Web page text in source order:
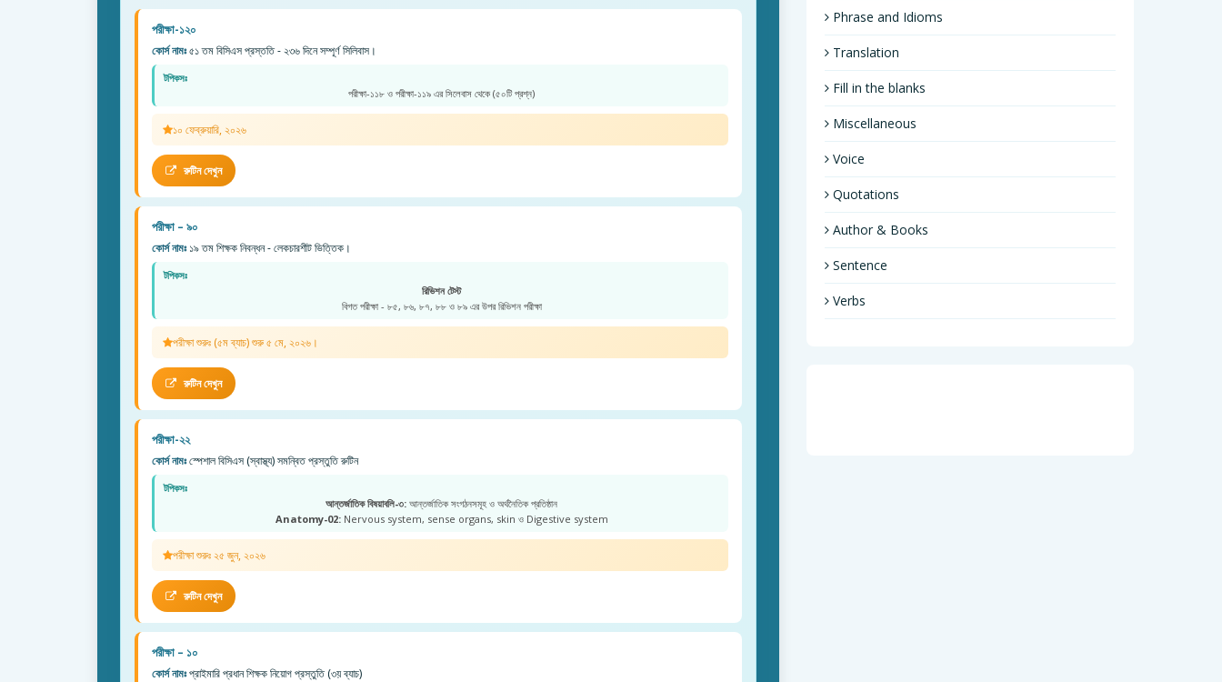
পরীক্ষা-১২০
কোর্স নামঃ৫১ তম বিসিএস প্রস্ততি - ২৩৬ দিনে সম্পূর্ণ সিলিবাস।
টপিকসঃ
পরীক্ষা-১১৮ ও পরীক্ষা-১১৯ এর সিলেবাস থেকে (৫০টি প্রশ্ন)
১০ ফেব্রুয়ারি, ২০২৬
রুটিন দেখুন
পরীক্ষা – ৯০
কোর্স নামঃ১৯ তম শিক্ষক নিবন্ধন - লেকচারশীট ভিত্তিক।
টপিকসঃ
রিভিশন টেস্ট
বিগত পরীক্ষা - ৮৫, ৮৬, ৮৭, ৮৮ ও ৮৯ এর উপর রিভিশন পরীক্ষা
পরীক্ষা শুরুঃ (৫ম ব্যাচ) শুরু ৫ মে, ২০২৬।
রুটিন দেখুন
পরীক্ষা-২২
কোর্স নামঃস্পেশাল বিসিএস (স্বাস্থ্য) সমন্বিত প্রস্তুতি রুটিন
টপিকসঃ
আন্তর্জাতিক বিষয়াবলি-৩: আন্তর্জাতিক সংগঠনসমূহ ও অর্থনৈতিক প্রতিষ্ঠান
Anatomy-02:Nervous system, sense organs, skin ও Digestive system
পরীক্ষা শুরুঃ ২৫ জুন, ২০২৬
রুটিন দেখুন
পরীক্ষা – ১০
কোর্স নামঃপ্রাইমারি প্রধান শিক্ষক নিয়োগ প্রস্তুতি (৩য় ব্যাচ)
Phrase and Idioms
Translation
Fill in the blanks
Miscellaneous
Voice
Quotations
Author & Books
Sentence
Verbs